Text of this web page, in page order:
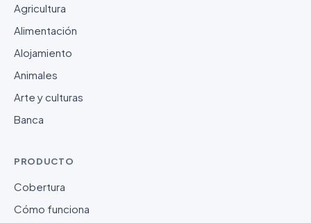
Agricultura
Alimentación
Alojamiento
Animales
Arte y culturas
Banca
PRODUCTO
Cobertura
Cómo funciona